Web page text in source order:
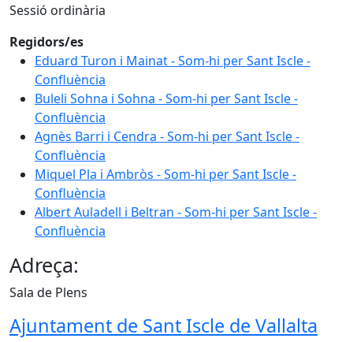
Sessió ordinària
Regidors/es
Eduard Turon i Mainat - Som-hi per Sant Iscle -
Confluència
Buleli Sohna i Sohna - Som-hi per Sant Iscle -
Confluència
Agnès Barri i Cendra - Som-hi per Sant Iscle -
Confluència
Miquel Pla i Ambròs - Som-hi per Sant Iscle -
Confluència
Albert Auladell i Beltran - Som-hi per Sant Iscle -
Confluència
Adreça:
Sala de Plens
Ajuntament de Sant Iscle de Vallalta